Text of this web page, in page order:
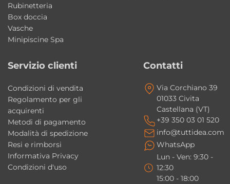
suggestivi giochi di luce.
Tecnologia avanzata e funzioni
multimediali
Niagara integra una serie di funzioni
comfort durante l’utilizzo.
Dotazioni tecnologiche:
• Pannello di controllo LCD Touch
retroilluminato
• Radio digitale FM
Rubinetteria
Box doccia
Vasche
Minipiscine Spa
Servizio clienti
Condizioni di vendita
Regolamento per gli
acquirenti
Metodi di pagamento
Modalità di spedizione
Resi e rimborsi
Informativa Privacy
Condizioni d'uso
Contatti
Via Corchiano 39
01033 Civita
Castellana (VT)
+39 350 03 01 520
info@tuttidea.com
WhatsApp
Lun - Ven: 9:30 -
12:30
15:00 - 18:00